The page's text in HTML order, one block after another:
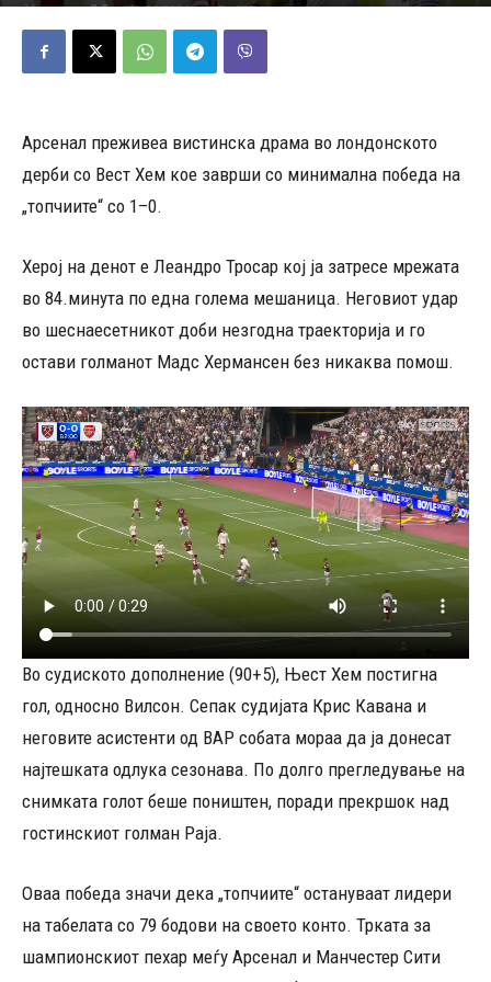
Објавено од Д.Т. - 10/05/2026 572
Арсенал преживеа вистинска драма во лондонското
дерби со Вест Хем кое заврши со минимална победа на
„топчиите“ со 1–0.
Херој на денот е Леандро Тросар кој ја затресе мрежата
во 84.минута по една голема мешаница. Неговиот удар
во шеснаесетникот доби незгодна траекторија и го
остави голманот Мадс Хермансен без никаква помош.
Во судиското дополнение (90+5), Њест Хем постигна
гол, односно Вилсон. Сепак судијата Крис Кавана и
неговите асистенти од ВАР собата мораа да ја донесат
најтешката одлука сезонава. По долго прегледување на
снимката голот беше поништен, поради прекршок над
гостинскиот голман Раја.
Оваа победа значи дека „топчиите“ остануваат лидери
на табелата со 79 бодови на своето конто. Трката за
шампионскиот пехар меѓу Арсенал и Манчестер Сити